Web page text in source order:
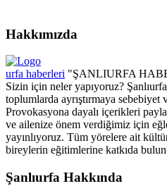
Hakkımızda
urfa haberleri "ŞANLIURFA
Sizin için neler yapıyoruz?
toplumlarda ayrıştırmaya sebebiyet
Provokasyona dayalı içerikleri
ve ailenize önem verdiğimiz için
yayınlıyoruz. Tüm yörelere ait
bireylerin eğitimlerine katkıda
Şanlıurfa Hakkında